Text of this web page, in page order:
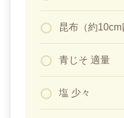
昆布（約
青じそ 適量
塩 少々